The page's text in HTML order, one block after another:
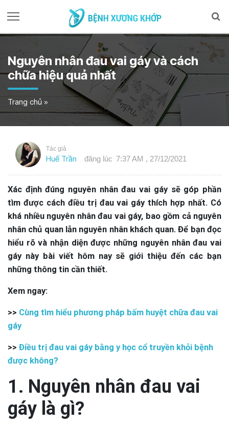
Nguyên nhân đau vai gáy và cách
chữa hiệu quả nhất
Trang chủ »
Tác giả
Huế Trần đăng lúc 7:37 AM , 27/12/2021
Xác định đúng nguyên nhân đau vai gáy sẽ góp phần
tìm được cách điều trị đau vai gáy thích hợp nhất. Có
khá nhiều nguyên nhân đau vai gáy, bao gồm cả nguyên
nhân chủ quan lẫn nguyên nhân khách quan. Để bạn đọc
hiểu rõ và nhận diện được những nguyên nhân đau vai
gáy này bài viết hôm nay sẽ giới thiệu đến các bạn
những thông tin cần thiết.
Xem ngay:
>> Cùng tìm hiểu phương pháp bấm huyệt chữa đau vai
gáy
>> Điều trị đau vai gáy bằng y học cổ truyền khỏi bệnh
được không?
1. Nguyên nhân đau vai
gáy là gì?